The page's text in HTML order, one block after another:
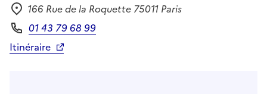
Adresse
166 Rue de la Roquette 75011 Paris
Téléphone
01 43 79 68 99
Itinéraire